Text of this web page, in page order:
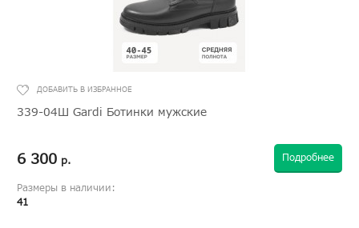
339-04Ш Gardi Ботинки мужские
6 300 р. Подробнее
Размеры в наличии:
41